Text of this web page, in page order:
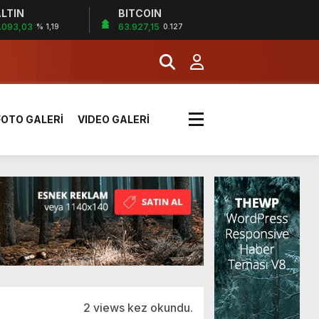
% 1,19
BITCOIN
63.927,15 0.127
sırada
kazaya neden oldu
paylaştı
GALERİ VIDEO GALERİ
2 views kez okundu.